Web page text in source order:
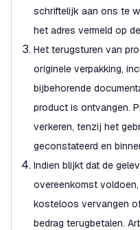
schriftelijk aan ons te
het adres vermeld op
Het terugsturen van
originele verpakking,
bijbehorende
product is ontvangen.
verkeren, tenzij het
geconstateerd en
Indien blijkt dat de
overeenkomst
kosteloos vervangen
bedrag terugbetalen.